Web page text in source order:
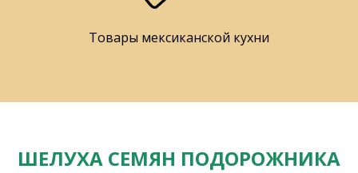
Товары мексиканской кухни
ШЕЛУХА СЕМЯН ПОДОРОЖНИКА